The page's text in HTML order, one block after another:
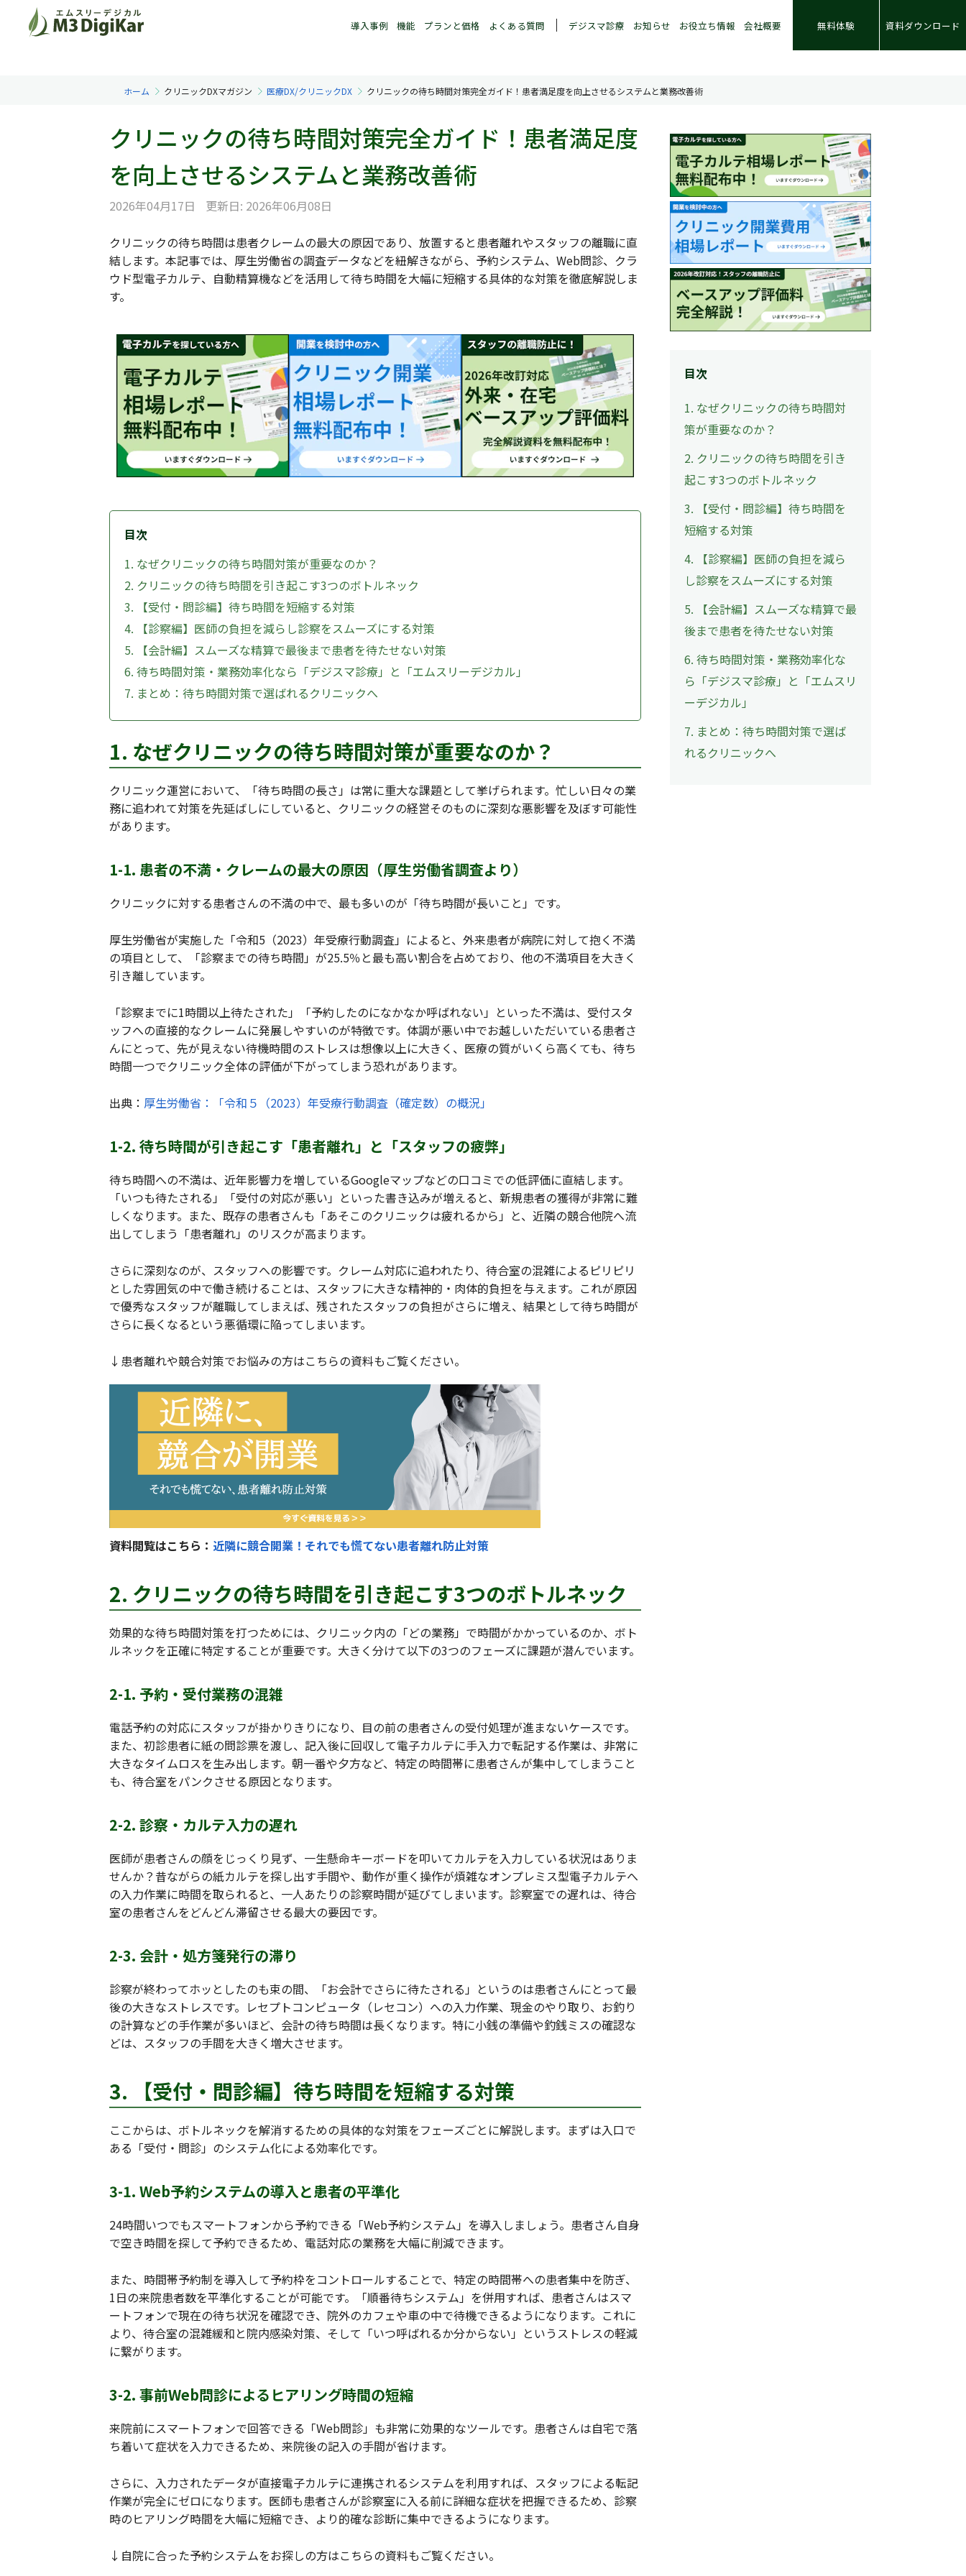
導入事例 機能 プランと価格 よくある質問 デジスマ診療 お知らせ お役立ち情報 会社概要 無料体験 資料ダウンロード
ホーム クリニックDXマガジン 医療DX/クリニックDX クリニックの待ち時間対策完全ガイド！患者満足度を向上させるシステムと業務改善術
クリニックの待ち時間対策完全ガイド！患者満足度
を向上させるシステムと業務改善術
2026年04月17日 更新日: 2026年06月08日
クリニックの待ち時間は患者クレームの最大の原因であり、放置すると患者離れやスタッフの離職に直
結します。本記事では、厚生労働省の調査データなどを紐解きながら、予約システム、Web問診、クラ
ウド型電子カルテ、自動精算機などを活用して待ち時間を大幅に短縮する具体的な対策を徹底解説しま
す。
目次
1. なぜクリニックの待ち時間対策が重要なのか？
2. クリニックの待ち時間を引き起こす3つのボトルネック
3. 【受付・問診編】待ち時間を短縮する対策
4. 【診察編】医師の負担を減らし診察をスムーズにする対策
5. 【会計編】スムーズな精算で最後まで患者を待たせない対策
6. 待ち時間対策・業務効率化なら「デジスマ診療」と「エムスリーデジカル」
7. まとめ：待ち時間対策で選ばれるクリニックへ
1. なぜクリニックの待ち時間対策が重要なのか？
クリニック運営において、「待ち時間の長さ」は常に重大な課題として挙げられます。忙しい日々の業
務に追われて対策を先延ばしにしていると、クリニックの経営そのものに深刻な悪影響を及ぼす可能性
があります。
1-1. 患者の不満・クレームの最大の原因（厚生労働省調査より）
クリニックに対する患者さんの不満の中で、最も多いのが「待ち時間が長いこと」です。
厚生労働省が実施した「令和5（2023）年受療行動調査」によると、外来患者が病院に対して抱く不満
の項目として、「診察までの待ち時間」が25.5％と最も高い割合を占めており、他の不満項目を大きく
引き離しています。
「診察までに1時間以上待たされた」「予約したのになかなか呼ばれない」といった不満は、受付スタ
ッフへの直接的なクレームに発展しやすいのが特徴です。体調が悪い中でお越しいただいている患者さ
んにとって、先が見えない待機時間のストレスは想像以上に大きく、医療の質がいくら高くても、待ち
時間一つでクリニック全体の評価が下がってしまう恐れがあります。
出典： 厚生労働省：「令和５（2023）年受療行動調査（確定数）の概況」
1-2. 待ち時間が引き起こす「患者離れ」と「スタッフの疲弊」
待ち時間への不満は、近年影響力を増しているGoogleマップなどの口コミでの低評価に直結します。
「いつも待たされる」「受付の対応が悪い」といった書き込みが増えると、新規患者の獲得が非常に難
しくなります。また、既存の患者さんも「あそこのクリニックは疲れるから」と、近隣の競合他院へ流
出してしまう「患者離れ」のリスクが高まります。
さらに深刻なのが、スタッフへの影響です。クレーム対応に追われたり、待合室の混雑によるピリピリ
とした雰囲気の中で働き続けることは、スタッフに大きな精神的・肉体的負担を与えます。これが原因
で優秀なスタッフが離職してしまえば、残されたスタッフの負担がさらに増え、結果として待ち時間が
さらに長くなるという悪循環に陥ってしまいます。
↓患者離れや競合対策でお悩みの方はこちらの資料もご覧ください。
資料閲覧はこちら： 近隣に競合開業！それでも慌てない患者離れ防止対策
2. クリニックの待ち時間を引き起こす3つのボトルネック
効果的な待ち時間対策を打つためには、クリニック内の「どの業務」で時間がかかっているのか、ボト
ルネックを正確に特定することが重要です。大きく分けて以下の3つのフェーズに課題が潜んでいます。
2-1. 予約・受付業務の混雑
電話予約の対応にスタッフが掛かりきりになり、目の前の患者さんの受付処理が進まないケースです。
また、初診患者に紙の問診票を渡し、記入後に回収して電子カルテに手入力で転記する作業は、非常に
大きなタイムロスを生み出します。朝一番や夕方など、特定の時間帯に患者さんが集中してしまうこと
も、待合室をパンクさせる原因となります。
2-2. 診察・カルテ入力の遅れ
医師が患者さんの顔をじっくり見ず、一生懸命キーボードを叩いてカルテを入力している状況はありま
せんか？昔ながらの紙カルテを探し出す手間や、動作が重く操作が煩雑なオンプレミス型電子カルテへ
の入力作業に時間を取られると、一人あたりの診察時間が延びてしまいます。診察室での遅れは、待合
室の患者さんをどんどん滞留させる最大の要因です。
2-3. 会計・処方箋発行の滞り
診察が終わってホッとしたのも束の間、「お会計でさらに待たされる」というのは患者さんにとって最
後の大きなストレスです。レセプトコンピュータ（レセコン）への入力作業、現金のやり取り、お釣り
の計算などの手作業が多いほど、会計の待ち時間は長くなります。特に小銭の準備や釣銭ミスの確認な
どは、スタッフの手間を大きく増大させます。
3. 【受付・問診編】待ち時間を短縮する対策
ここからは、ボトルネックを解消するための具体的な対策をフェーズごとに解説します。まずは入口で
ある「受付・問診」のシステム化による効率化です。
3-1. Web予約システムの導入と患者の平準化
24時間いつでもスマートフォンから予約できる「Web予約システム」を導入しましょう。患者さん自身
で空き時間を探して予約できるため、電話対応の業務を大幅に削減できます。
また、時間帯予約制を導入して予約枠をコントロールすることで、特定の時間帯への患者集中を防ぎ、
1日の来院患者数を平準化することが可能です。「順番待ちシステム」を併用すれば、患者さんはスマ
ートフォンで現在の待ち状況を確認でき、院外のカフェや車の中で待機できるようになります。これに
より、待合室の混雑緩和と院内感染対策、そして「いつ呼ばれるか分からない」というストレスの軽減
に繋がります。
3-2. 事前Web問診によるヒアリング時間の短縮
来院前にスマートフォンで回答できる「Web問診」も非常に効果的なツールです。患者さんは自宅で落
ち着いて症状を入力できるため、来院後の記入の手間が省けます。
さらに、入力されたデータが直接電子カルテに連携されるシステムを利用すれば、スタッフによる転記
作業が完全にゼロになります。医師も患者さんが診察室に入る前に詳細な症状を把握できるため、診察
時のヒアリング時間を大幅に短縮でき、より的確な診断に集中できるようになります。
↓自院に合った予約システムをお探しの方はこちらの資料もご覧ください。
目次
1. なぜクリニックの待ち時間対
策が重要なのか？
2. クリニックの待ち時間を引き
起こす3つのボトルネック
3. 【受付・問診編】待ち時間を
短縮する対策
4. 【診察編】医師の負担を減ら
し診察をスムーズにする対策
5. 【会計編】スムーズな精算で最
後まで患者を待たせない対策
6. 待ち時間対策・業務効率化な
ら「デジスマ診療」と「エムスリ
ーデジカル」
7. まとめ：待ち時間対策で選ば
れるクリニックへ